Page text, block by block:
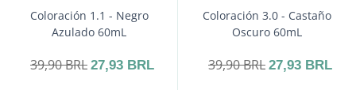
Coloración 1.1 - Negro
Azulado 60mL
39,90BRL 27,93 BRL
Coloración 3.0 - Castaño
Oscuro 60mL
39,90BRL 27,93 BRL